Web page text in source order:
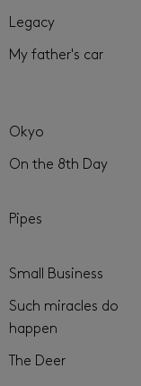
Legacy
My father's car
Okyo
On the 8th Day
Pipes
Small Business
Such miracles do
happen
The Deer